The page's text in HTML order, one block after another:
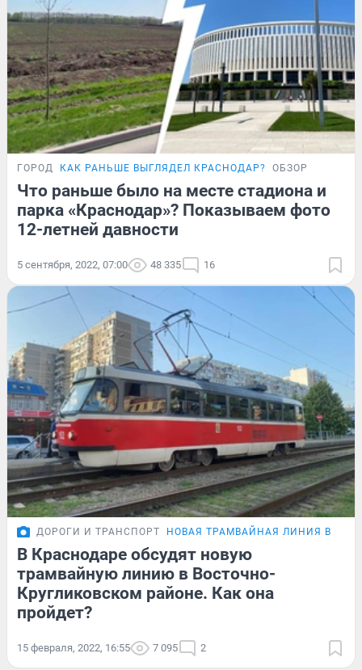
ГОРОД КАК РАНЬШЕ ВЫГЛЯДЕЛ КРАСНОДАР? ОБЗОР
Что раньше было на месте стадиона и
парка «Краснодар»? Показываем фото
12-летней давности
5 сентября, 2022, 07:00 48 335 16
ДОРОГИ И ТРАНСПОРТ НОВАЯ ТРАМВАЙНАЯ ЛИНИЯ В
В Краснодаре обсудят новую
трамвайную линию в Восточно-
Кругликовском районе. Как она
пройдет?
15 февраля, 2022, 16:55 7 095 2